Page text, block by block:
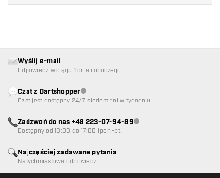
Najczęściej zadawane pytania
Natychmiastowa odpowiedź
Wyślij e-mail
Odpowiedź w ciągu 1 dnia roboczego
Czat z DartshopperObsługa klienta niedostępna
Czat jest dostępny 24/7, siedem dni w tygodniu
Zadzwoń do nas +48 223-07-94-89Obsługa klienta niedostępna
Dostępny od 10:00 do 17:00 (pon.-pt.)